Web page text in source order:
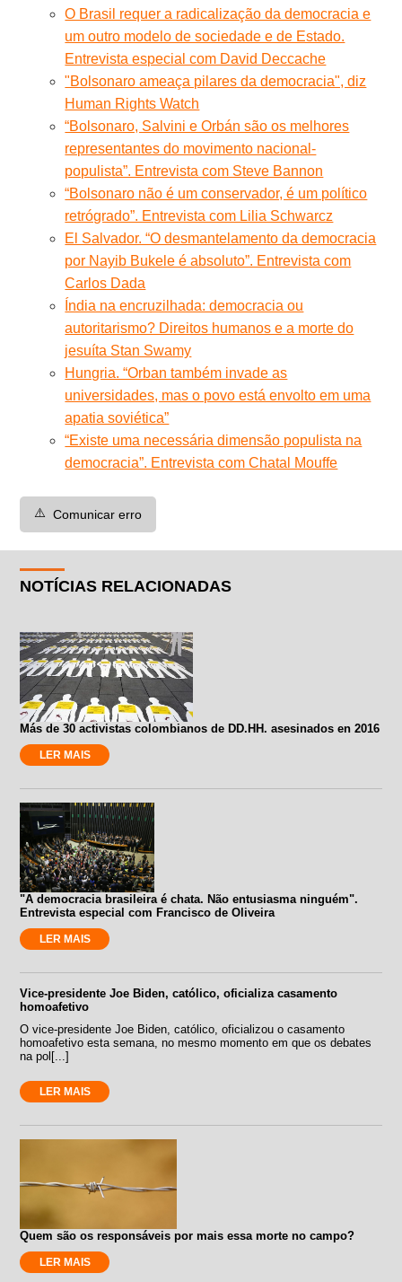
O Brasil requer a radicalização da democracia e
um outro modelo de sociedade e de Estado.
Entrevista especial com David Deccache
"Bolsonaro ameaça pilares da democracia", diz
Human Rights Watch
“Bolsonaro, Salvini e Orbán são os melhores
representantes do movimento nacional-
populista”. Entrevista com Steve Bannon
“Bolsonaro não é um conservador, é um político
retrógrado”. Entrevista com Lilia Schwarcz
El Salvador. “O desmantelamento da democracia
por Nayib Bukele é absoluto”. Entrevista com
Carlos Dada
Índia na encruzilhada: democracia ou
autoritarismo? Direitos humanos e a morte do
jesuíta Stan Swamy
Hungria. “Orban também invade as
universidades, mas o povo está envolto em uma
apatia soviética”
“Existe uma necessária dimensão populista na
democracia”. Entrevista com Chatal Mouffe
⚠️ Comunicar erro
NOTÍCIAS RELACIONADAS
Más de 30 activistas colombianos de DD.HH. asesinados en 2016
LER MAIS
"A democracia brasileira é chata. Não entusiasma ninguém".
Entrevista especial com Francisco de Oliveira
LER MAIS
Vice-presidente Joe Biden, católico, oficializa casamento
homoafetivo
O vice-presidente Joe Biden, católico, oficializou o casamento
homoafetivo esta semana, no mesmo momento em que os debates
na pol[...]
LER MAIS
Quem são os responsáveis por mais essa morte no campo?
LER MAIS